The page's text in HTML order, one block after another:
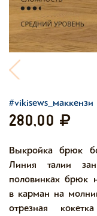
#vikisews_маккензи
280,00
Выкройка брюк
Линия талии
половинках брюк
в карман на
отрезная